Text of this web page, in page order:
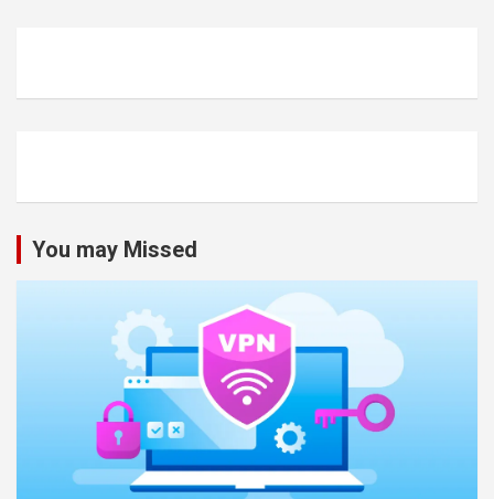
You may Missed